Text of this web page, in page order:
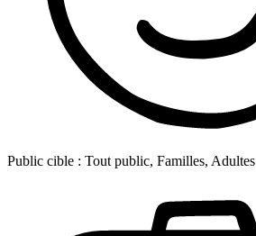
Public cible : Tout public, Familles, Adultes